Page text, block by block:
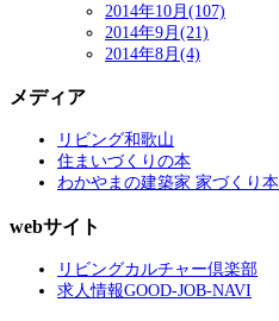
2014年10月(107)
2014年9月(21)
2014年8月(4)
メディア
リビング和歌山
住まいづくりの本
わかやまの建築家 家づくり本
webサイト
リビングカルチャー倶楽部
求人情報GOOD-JOB-NAVI